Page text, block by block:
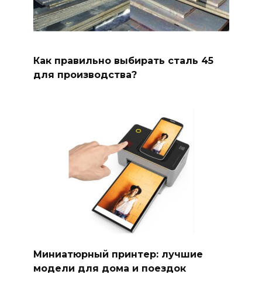
Как правильно выбирать сталь 45
для производства?
Миниатюрный принтер: лучшие
модели для дома и поездок